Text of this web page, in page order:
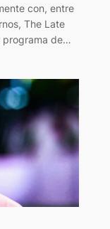
con, entre
The Late
programa de…